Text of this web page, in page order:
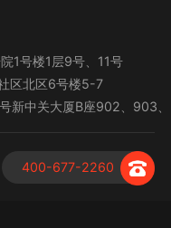
1号楼1层9号、11号
区北区6号楼5-7
新中关大厦B座902、903、
400-677-2260